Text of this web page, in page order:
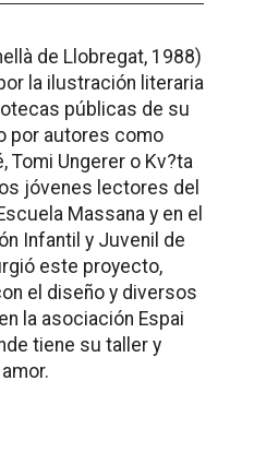
de Llobregat, 1988)
la ilustración literaria
públicas de su
por autores como
Tomi Ungerer o Kv?ta
jóvenes lectores del
Massana y en el
Infantil y Juvenil de
este proyecto,
el diseño y diversos
la asociación Espai
tiene su taller y